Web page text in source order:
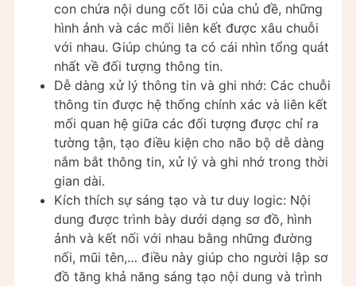
con chứa nội dung cốt lõi của chủ đề, những
hình ảnh và các mối liên kết được xâu chuỗi
với nhau. Giúp chúng ta có cái nhìn tổng quát
nhất về đối tượng thông tin.
Dễ dàng xử lý thông tin và ghi nhớ: Các chuỗi
thông tin được hệ thống chính xác và liên kết
mối quan hệ giữa các đối tượng được chỉ ra
tường tận, tạo điều kiện cho não bộ dễ dàng
nắm bắt thông tin, xử lý và ghi nhớ trong thời
gian dài.
Kích thích sự sáng tạo và tư duy logic: Nội
dung được trình bày dưới dạng sơ đồ, hình
ảnh và kết nối với nhau bằng những đường
nối, mũi tên,… điều này giúp cho người lập sơ
đồ tăng khả năng sáng tạo nội dung và trình